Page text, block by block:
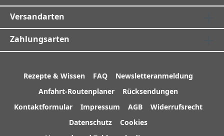
Versandarten
Zahlungsarten
Rezepte & Wissen FAQ
Newsletteranmeldung
Anfahrt-Routenplaner
Rücksendungen
Kontaktformular
Impressum AGB
Widerrufsrecht
Datenschutz
Cookies